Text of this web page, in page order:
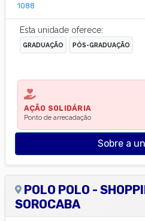
1088
Esta unidade oferece:
GRADUAÇÃO PÓS-GRADUAÇÃO
AÇÃO SOLIDÁRIA
Ponto de arrecadação
Sobre a
POLO POLO -
SOROCABA